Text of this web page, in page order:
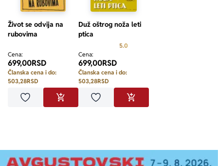
Život se odvija na
rubovima
Cena:
699,00RSD
Članska cena i do:
503,28RSD
Dodaj u omiljeneDODAJ U KORPU
Duž oštrog noža leti
ptica
5.0
Cena:
699,00RSD
Članska cena i do:
503,28RSD
Dodaj u omiljeneDODAJ U KORPU